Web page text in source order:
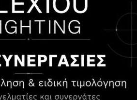
μας
Παραγγελίας
Αποστολής και
Επιστροφές
Προστασία
Δεδομένων
Όροι χρήσης
Cookies
Consent